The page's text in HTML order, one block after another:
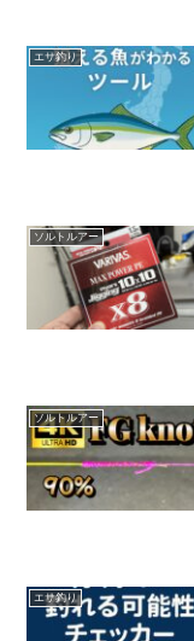
エサ釣り
ソルトルアー
ソルトルアー
エサ釣り